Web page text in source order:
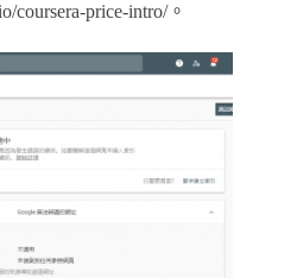
coursera-price-intro/。